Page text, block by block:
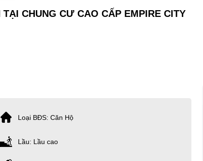
CHUNG CƯ CAO CẤP EMPIRE CITY
Loại BĐS: Căn Hộ
Lầu: Lầu cao